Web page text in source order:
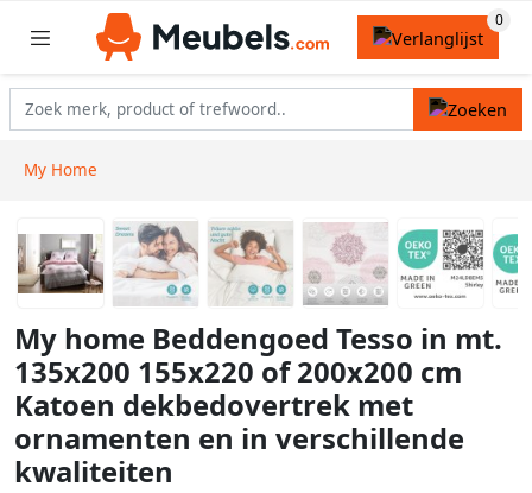
My Home
My home Beddengoed Tesso in mt.
135x200 155x220 of 200x200 cm
Katoen dekbedovertrek met
ornamenten en in verschillende
kwaliteiten